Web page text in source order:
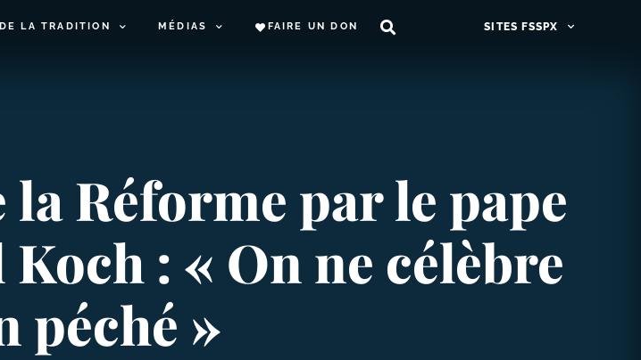
LA TRADITION MÉDIAS FAIRE UN DON SITES FSSPX
Réforme par le pape
: « On ne célèbre
péché »